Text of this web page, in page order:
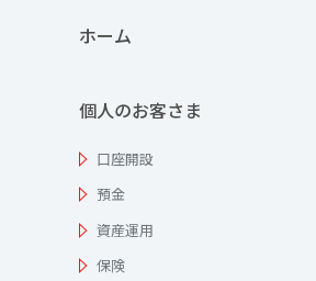
ホーム
個人のお客さま
口座開設
預金
資産運用
保険